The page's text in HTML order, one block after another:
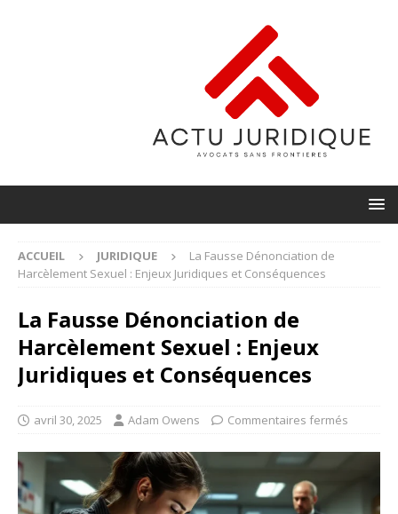
ACCUEIL JURIDIQUE
La Fausse Dénonciation de
Harcèlement Sexuel : Enjeux Juridiques et Conséquences
La Fausse Dénonciation de
Harcèlement Sexuel : Enjeux
Juridiques et Conséquences
avril 30, 2025 Adam Owens Commentaires fermés